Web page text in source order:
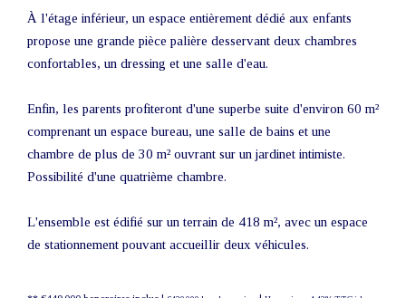
À l'étage inférieur, un espace entièrement dédié aux enfants
propose une grande pièce palière desservant deux chambres
confortables, un dressing et une salle d'eau.
Enfin, les parents profiteront d'une superbe suite d'environ 60 m²
comprenant un espace bureau, une salle de bains et une
chambre de plus de 30 m² ouvrant sur un jardinet intimiste.
Possibilité d'une quatrième chambre.
L'ensemble est édifié sur un terrain de 418 m², avec un espace
de stationnement pouvant accueillir deux véhicules.